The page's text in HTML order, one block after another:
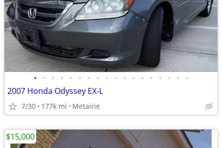
• • • • • • • • • • • • • • • • • •
2007 Honda Odyssey EX-L
7/30 177k mi Metairie
$15,000